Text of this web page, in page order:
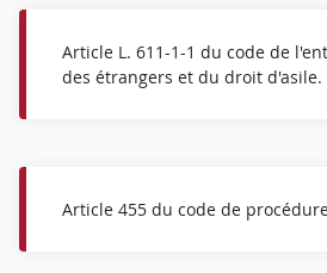
Article L. 611-1-1 du code de
des étrangers et du droit d'asile.
Article 455 du code de